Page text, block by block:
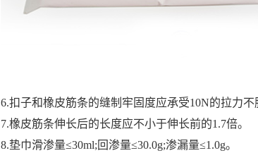
6.扣子和橡皮筋条的缝制牢固度应承受10N的拉力不
7.橡皮筋条伸长后的长度应不小于伸长前的1.7倍。
8.垫巾滑渗量≤30ml;回渗量≤30.0g;渗漏量≤1.0g。